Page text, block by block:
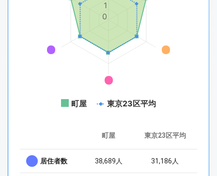
町屋 東京23区平均
0
1
町屋 東京23区平均
居住者数 38,689人 31,186人